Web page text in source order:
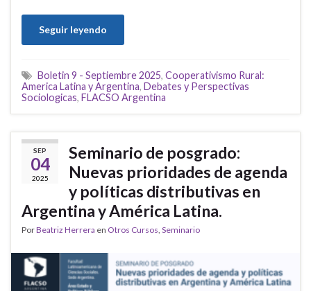
Seguir leyendo
Boletin 9 - Septiembre 2025, Cooperativismo Rural:
America Latina y Argentina, Debates y Perspectivas
Sociologicas, FLACSO Argentina
SEP
04
2025
Seminario de posgrado:
Nuevas prioridades de agenda
y políticas distributivas en
Argentina y América Latina.
PorBeatriz Herrera en Otros Cursos, Seminario